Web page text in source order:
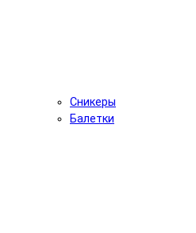
Сникеры
Балетки